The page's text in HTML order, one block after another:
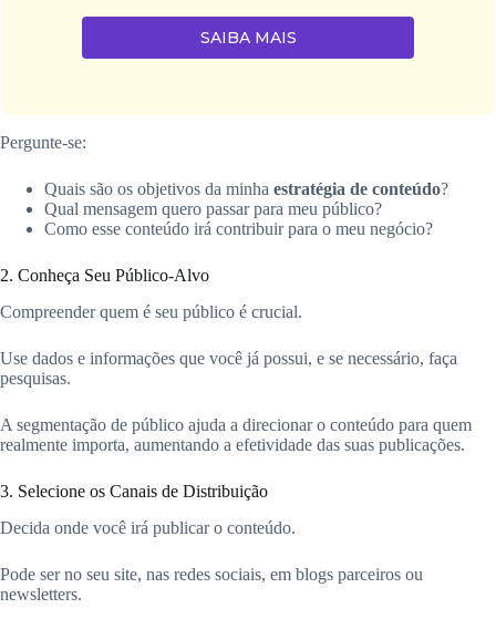
SAIBA MAIS
Pergunte-se:
Quais são os objetivos da minha estratégia de conteúdo?
Qual mensagem quero passar para meu público?
Como esse conteúdo irá contribuir para o meu negócio?
2. Conheça Seu Público-Alvo
Compreender quem é seu público é crucial.
Use dados e informações que você já possui, e se necessário, faça
pesquisas.
A segmentação de público ajuda a direcionar o conteúdo para quem
realmente importa, aumentando a efetividade das suas publicações.
3. Selecione os Canais de Distribuição
Decida onde você irá publicar o conteúdo.
Pode ser no seu site, nas redes sociais, em blogs parceiros ou
newsletters.